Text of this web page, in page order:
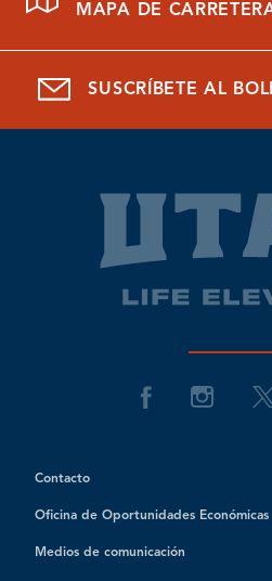
MAPA DE
SUSCRÍBETE AL
Contacto
Oficina de Oportunidades
Medios de comunicación